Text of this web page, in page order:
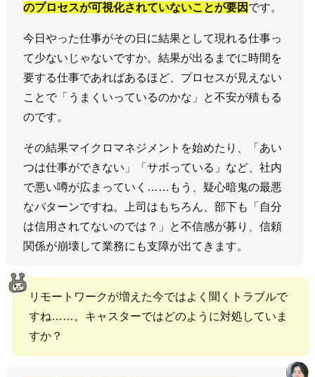
のプロセスが可視化されていないことが要因 です。
今日やった仕事がその日に結果として現れる仕事っ
て少ないじゃないですか。結果が出るまでに時間を
要する仕事であればあるほど、プロセスが見えない
ことで「うまくいっているのかな」と不安が積もる
のです。
その結果マイクロマネジメントを始めたり、「あい
つは仕事ができない」「サボっている」など、社内
で悪い噂が広まっていく……もう、疑心暗鬼の最悪
なパターンですね。上司はもちろん、部下も「自分
は信用されてないのでは？」と不信感が募り、信頼
関係が崩壊して業務にも支障が出てきます。
リモートワークが増えた今ではよく聞くトラブルで
すね……。キャスターではどのように対処していま
すか？